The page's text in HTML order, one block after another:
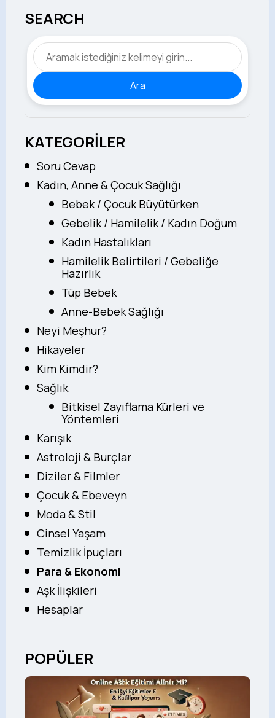
SEARCH
Ara
KATEGORİLER
Soru Cevap
Kadın, Anne & Çocuk Sağlığı
Bebek / Çocuk Büyütürken
Gebelik / Hamilelik / Kadın Doğum
Kadın Hastalıkları
Hamilelik Belirtileri / Gebeliğe
Hazırlık
Tüp Bebek
Anne-Bebek Sağlığı
Neyi Meşhur?
Hikayeler
Kim Kimdir?
Sağlık
Bitkisel Zayıflama Kürleri ve
Yöntemleri
Karışık
Astroloji & Burçlar
Diziler & Filmler
Çocuk & Ebeveyn
Moda & Stil
Cinsel Yaşam
Temizlik İpuçları
Para & Ekonomi
Aşk İlişkileri
Hesaplar
POPÜLER